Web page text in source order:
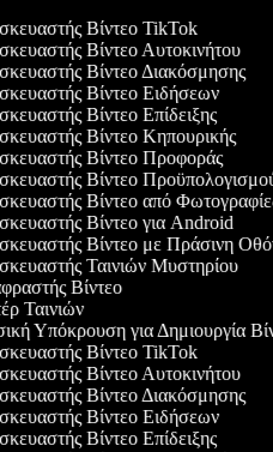
Βίντεο TikTok
Βίντεο Αυτοκινήτου
Βίντεο Διακόσμησης
Βίντεο Ειδήσεων
Βίντεο Επίδειξης
Βίντεο Κηπουρικής
Βίντεο Προφοράς
Βίντεο Προϋπολογισμού
Βίντεο από Φωτογραφίες
Βίντεο για Android
Βίντεο με Πράσινη
Ταινιών Μυστηρίου
Βίντεο
Ταινιών
Υπόκρουση για Δημιουργία
Βίντεο TikTok
Βίντεο Αυτοκινήτου
Βίντεο Διακόσμησης
Βίντεο Ειδήσεων
Βίντεο Επίδειξης